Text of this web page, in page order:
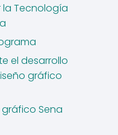
la Tecnología
el desarrollo
gráfico
Sena